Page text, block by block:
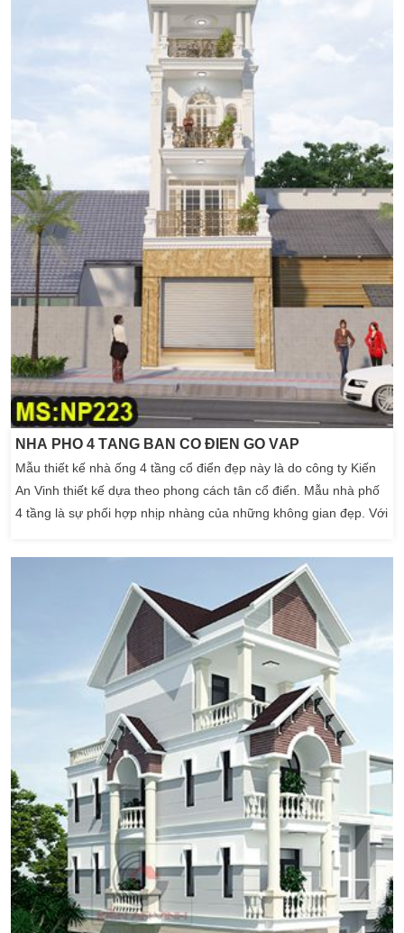
NHÀ PHỐ 4 TẦNG BÁN CỔ ĐIỂN GÒ VẤP
Mẫu thiết kế nhà ống 4 tầng cổ điển đẹp này là do công ty Kiến
An Vinh thiết kế dựa theo phong cách tân cổ điển. Mẫu nhà phố
4 tầng là sự phối hợp nhịp nhàng của những không gian đẹp. Với
cho mẫu thiết kế nhà phố đẹp 4 tầng ở Gò Vấp – Hồ Chí Minh